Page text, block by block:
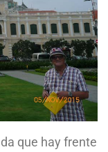
que hay frente